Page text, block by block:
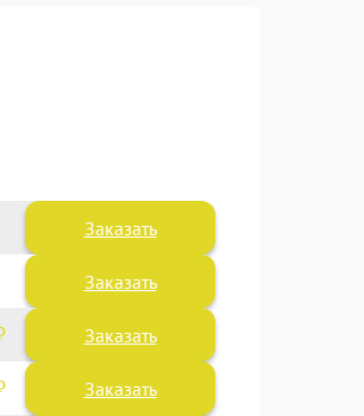
Заказать
Заказать